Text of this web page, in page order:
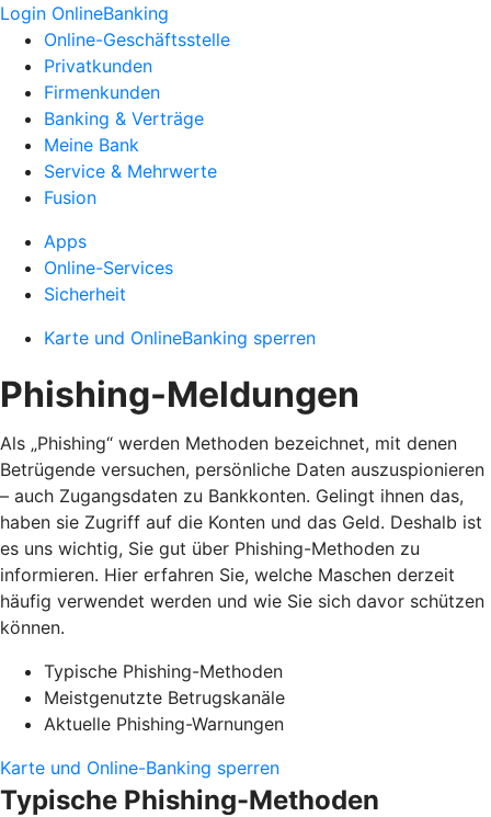
Login OnlineBanking
Online-Geschäftsstelle
Privatkunden
Firmenkunden
Banking & Verträge
Meine Bank
Service & Mehrwerte
Fusion
Apps
Online-Services
Sicherheit
Karte und OnlineBanking sperren
Phishing-Meldungen
Als „Phishing“ werden Methoden bezeichnet, mit denen
Betrügende versuchen, persönliche Daten auszuspionieren
– auch Zugangsdaten zu Bankkonten. Gelingt ihnen das,
haben sie Zugriff auf die Konten und das Geld. Deshalb ist
es uns wichtig, Sie gut über Phishing-Methoden zu
informieren. Hier erfahren Sie, welche Maschen derzeit
häufig verwendet werden und wie Sie sich davor schützen
können.
Typische Phishing-Methoden
Meistgenutzte Betrugskanäle
Aktuelle Phishing-Warnungen
Karte und Online-Banking sperren
Typische Phishing-Methoden